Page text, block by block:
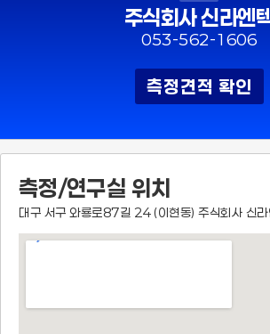
주식회사 신라엔
053-562-1606
측정견적 확인
측정/연구실 위치
대구 서구 와룡로87길 24 (이현동) 주식회사 신라